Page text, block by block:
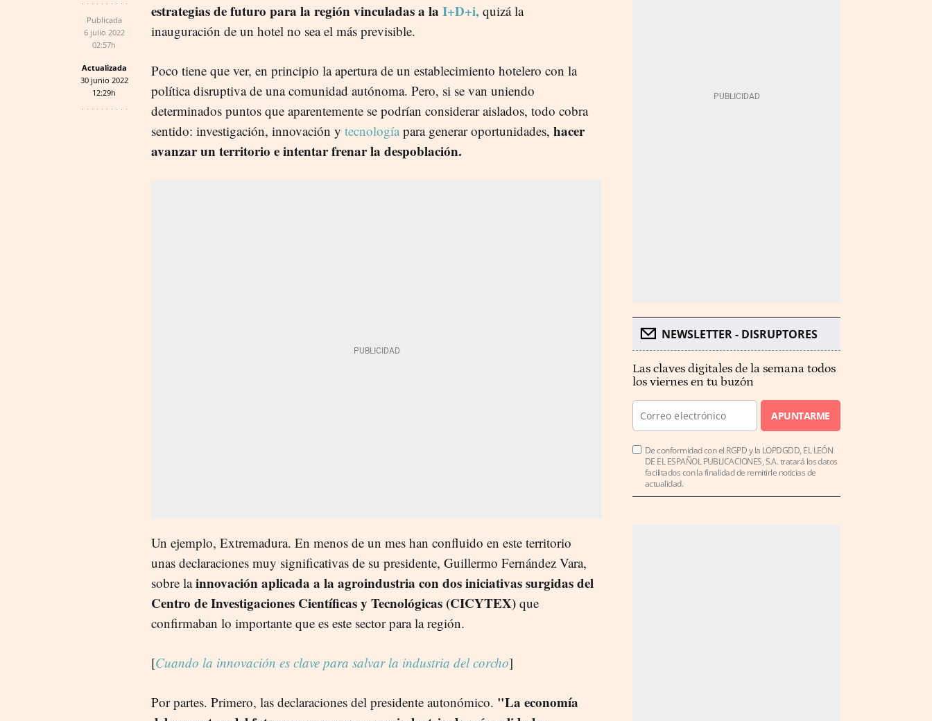
Publicada
6 julio 2022
02:57h
Actualizada
30 junio 2022
12:29h
estrategias de futuro para la región vinculadas a la I+D+i, quizá la
inauguración de un hotel no sea el más previsible.
Poco tiene que ver, en principio la apertura de un establecimiento hotelero con la
política disruptiva de una comunidad autónoma. Pero, si se van uniendo
determinados puntos que aparentemente se podrían considerar aislados, todo cobra
sentido: investigación, innovación y tecnología para generar oportunidades, hacer
avanzar un territorio e intentar frenar la despoblación.
Un ejemplo, Extremadura. En menos de un mes han confluido en este territorio
unas declaraciones muy significativas de su presidente, Guillermo Fernández Vara,
sobre lainnovación aplicada a la agroindustria con dos iniciativas surgidas del
Centro de Investigaciones Científicas y Tecnológicas (CICYTEX) que
confirmaban lo importante que es este sector para la región.
[Cuando la innovación es clave para salvar la industria del corcho]
Por partes. Primero, las declaraciones del presidente autonómico. "La economía
NEWSLETTER - DISRUPTORES
Las claves digitales de la semana todos
los viernes en tu buzón
APUNTARME
De conformidad con el RGPD y la LOPDGDD, EL LEÓN
DE EL ESPAÑOL PUBLICACIONES, S.A. tratará los datos
facilitados con la finalidad de remitirle noticias de
actualidad.